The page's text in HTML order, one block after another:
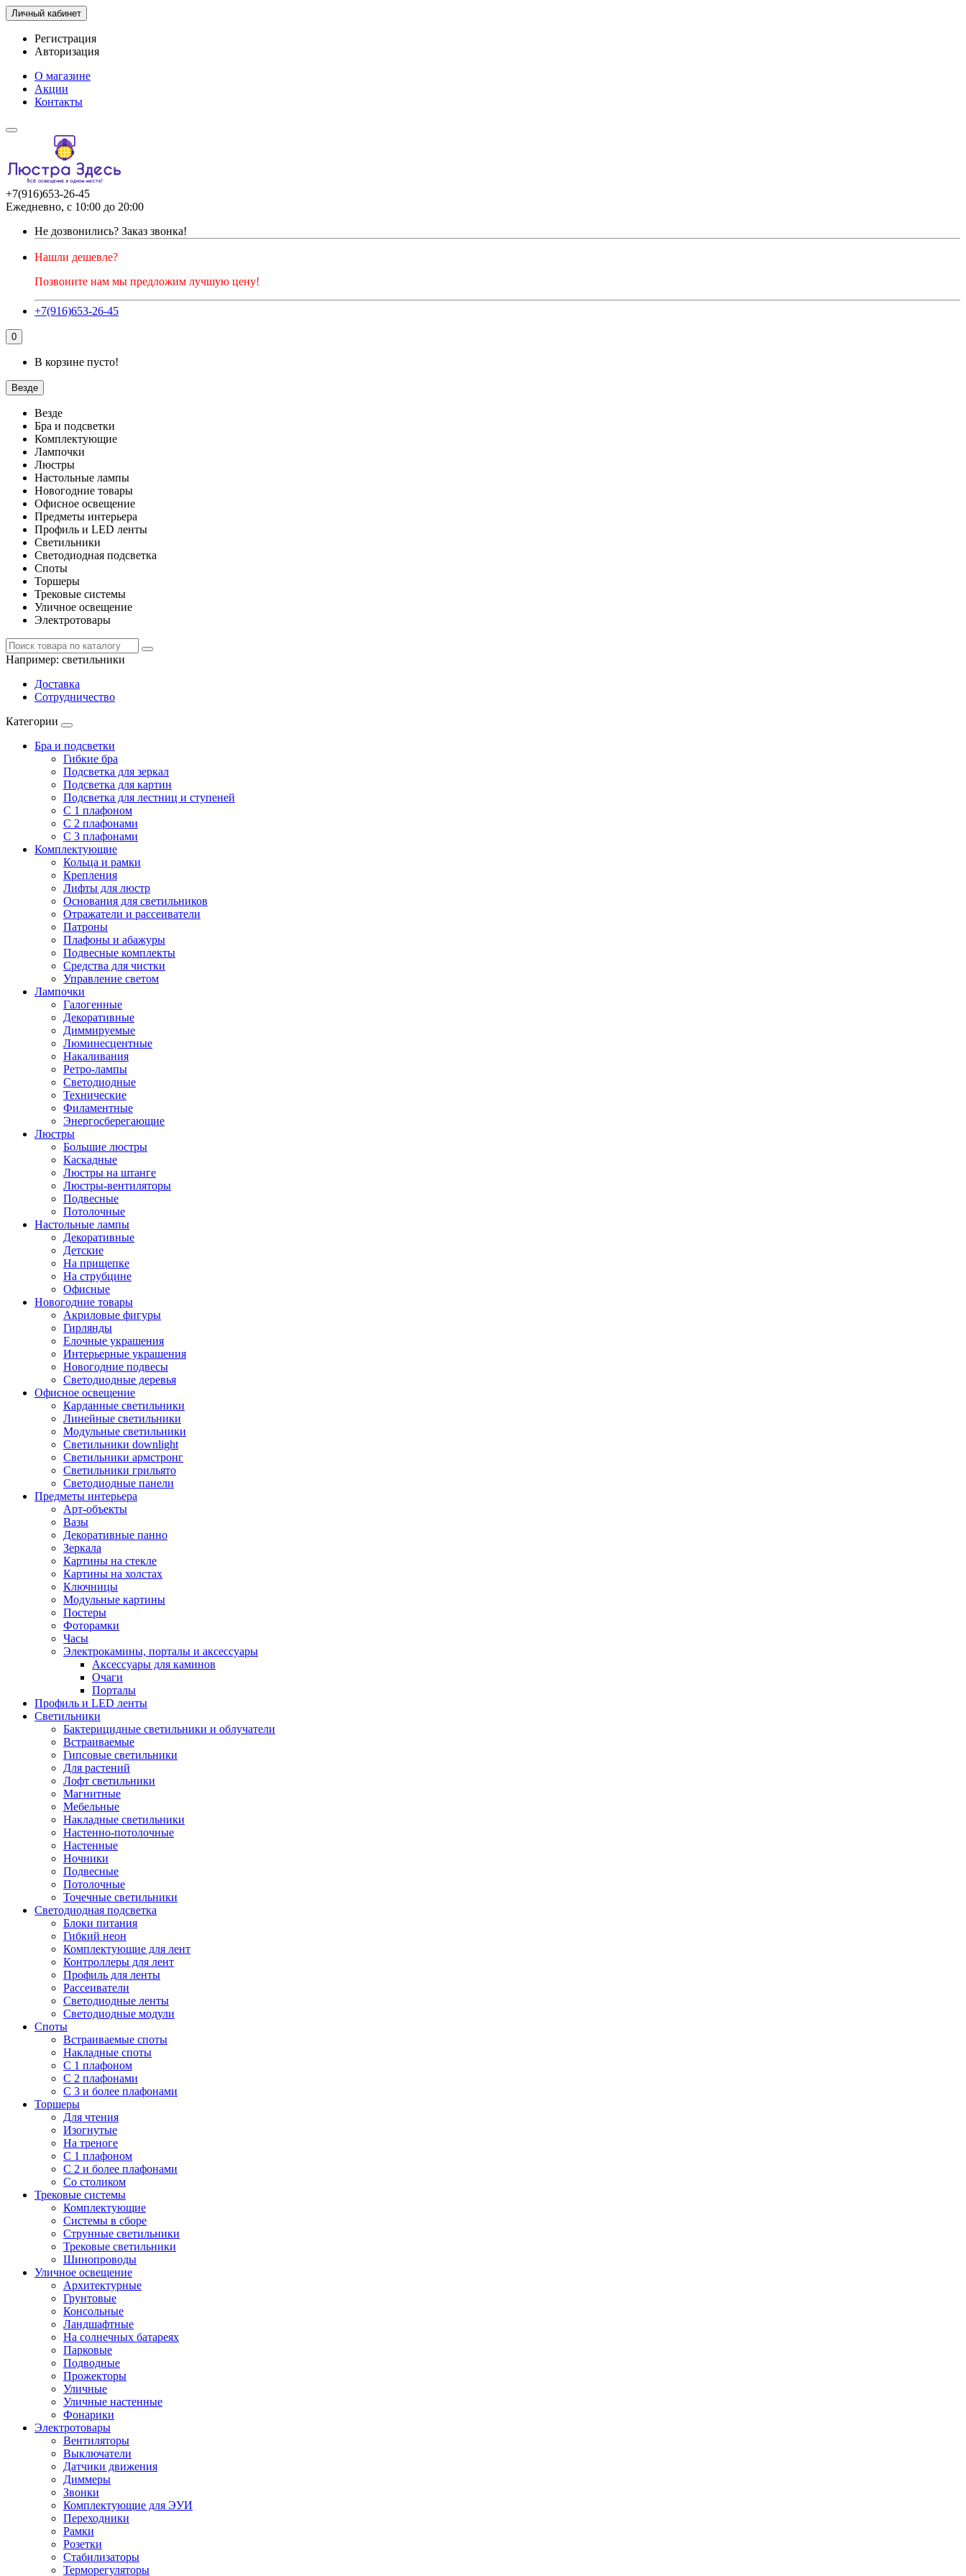
Личный кабинет
Регистрация
Авторизация
О магазине
Акции
Контакты
+7(916)653-26-45
Ежедневно, с 10:00 до 20:00
Не дозвонились? Заказ звонка!
Нашли дешевле?
Позвоните нам мы предложим лучшую цену!
+7(916)653-26-45
0
В корзине пусто!
Везде
Везде
Бра и подсветки
Комплектующие
Лампочки
Люстры
Настольные лампы
Новогодние товары
Офисное освещение
Предметы интерьера
Профиль и LED ленты
Светильники
Светодиодная подсветка
Споты
Торшеры
Трековые системы
Уличное освещение
Электротовары
Например: светильники
Доставка
Сотрудничество
Категории
Бра и подсветки
Гибкие бра
Подсветка для зеркал
Подсветка для картин
Подсветка для лестниц и ступеней
С 1 плафоном
С 2 плафонами
С 3 плафонами
Комплектующие
Кольца и рамки
Крепления
Лифты для люстр
Основания для светильников
Отражатели и рассеиватели
Патроны
Плафоны и абажуры
Подвесные комплекты
Средства для чистки
Управление светом
Лампочки
Галогенные
Декоративные
Диммируемые
Люминесцентные
Накаливания
Ретро-лампы
Светодиодные
Технические
Филаментные
Энергосберегающие
Люстры
Большие люстры
Каскадные
Люстры на штанге
Люстры-вентиляторы
Подвесные
Потолочные
Настольные лампы
Декоративные
Детские
На прищепке
На струбцине
Офисные
Новогодние товары
Акриловые фигуры
Гирлянды
Елочные украшения
Интерьерные украшения
Новогодние подвесы
Светодиодные деревья
Офисное освещение
Карданные светильники
Линейные светильники
Модульные светильники
Светильники downlight
Светильники армстронг
Светильники грильято
Светодиодные панели
Предметы интерьера
Арт-объекты
Вазы
Декоративные панно
Зеркала
Картины на стекле
Картины на холстах
Ключницы
Модульные картины
Постеры
Фоторамки
Часы
Электрокамины, порталы и аксессуары
Аксессуары для каминов
Очаги
Порталы
Профиль и LED ленты
Светильники
Бактерицидные светильники и облучатели
Встраиваемые
Гипсовые светильники
Для растений
Лофт светильники
Магнитные
Мебельные
Накладные светильники
Настенно-потолочные
Настенные
Ночники
Подвесные
Потолочные
Точечные светильники
Светодиодная подсветка
Блоки питания
Гибкий неон
Комплектующие для лент
Контроллеры для лент
Профиль для ленты
Рассеиватели
Светодиодные ленты
Светодиодные модули
Споты
Встраиваемые споты
Накладные споты
С 1 плафоном
С 2 плафонами
С 3 и более плафонами
Торшеры
Для чтения
Изогнутые
На треноге
С 1 плафоном
С 2 и более плафонами
Со столиком
Трековые системы
Комплектующие
Системы в сборе
Струнные светильники
Трековые светильники
Шинопроводы
Уличное освещение
Архитектурные
Грунтовые
Консольные
Ландшафтные
На солнечных батареях
Парковые
Подводные
Прожекторы
Уличные
Уличные настенные
Фонарики
Электротовары
Вентиляторы
Выключатели
Датчики движения
Диммеры
Звонки
Комплектующие для ЭУИ
Переходники
Рамки
Розетки
Стабилизаторы
Терморегуляторы